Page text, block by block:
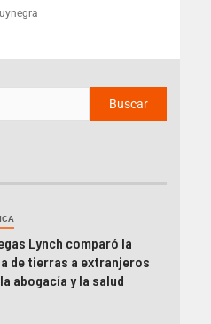
Lynch comparó la
de tierras a extranjeros
abogacía y la salud